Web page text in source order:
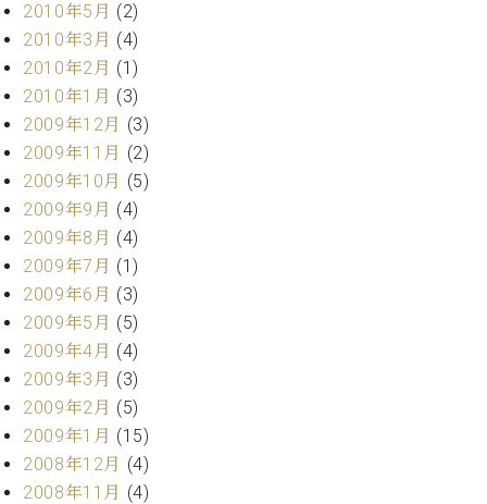
ログ Die
Musikgasse（音
楽の小道）
2010年5月 (2)
2010年3月 (4)
2010年2月 (1)
2010年1月 (3)
2009年12月 (3)
2009年11月 (2)
2009年10月 (5)
2009年9月 (4)
2009年8月 (4)
2009年7月 (1)
2009年6月 (3)
2009年5月 (5)
2009年4月 (4)
2009年3月 (3)
2009年2月 (5)
2009年1月 (15)
2008年12月 (4)
2008年11月 (4)